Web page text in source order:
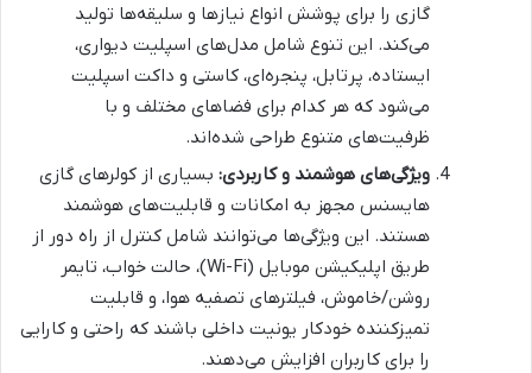
گازی را برای پوشش انواع نیازها و سلیقه‌ها تولید
می‌کند. این تنوع شامل مدل‌های اسپلیت دیواری،
ایستاده، پرتابل، پنجره‌ای، کاستی و داکت اسپلیت
می‌شود که هر کدام برای فضاهای مختلف و با
ظرفیت‌های متنوع طراحی شده‌اند.
ویژگی‌های هوشمند و کاربردی: بسیاری از کولرهای گازی
هایسنس مجهز به امکانات و قابلیت‌های هوشمند
هستند. این ویژگی‌ها می‌توانند شامل کنترل از راه دور از
طریق اپلیکیشن موبایل (Wi-Fi)، حالت خواب، تایمر
روشن/خاموش، فیلترهای تصفیه هوا، و قابلیت
تمیزکننده خودکار یونیت داخلی باشند که راحتی و کارایی
را برای کاربران افزایش می‌دهند.